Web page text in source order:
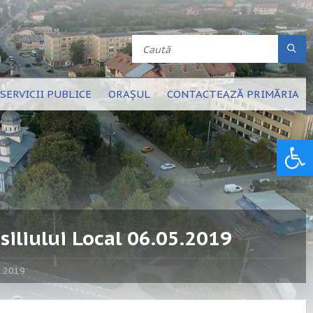
SERVICII PUBLICE ORAȘUL CONTACTEAZĂ PRIMĂRIA
Local 06.05.2019
Deschide bara de unelte